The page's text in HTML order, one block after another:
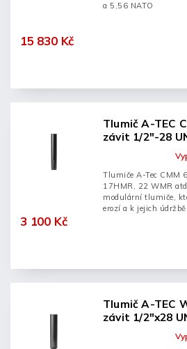
15 830 Kč
a 5,56 NATO
Tlumič A-TEC
závit 1/2″-28
3 100 Kč
Tlumiče A-Tec CMM
17HMR, 22 WMR
modulární tlumiče,
erozí a k jejich
Tlumič A-TEC
závit 1/2"x28